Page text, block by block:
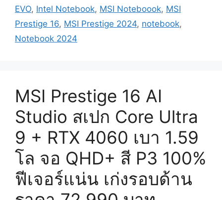
EVO, Intel Notebook, MSI Noteboook, MSI
Prestige 16, MSI Prestige 2024, notebook,
Notebook 2024
MSI Prestige 16 AI
Studio สเปก Core Ultra
9 + RTX 4060 เบา 1.59
โล จอ QHD+ สี P3 100%
ฟีเจอร์แน่น เก่งรอบด้าน